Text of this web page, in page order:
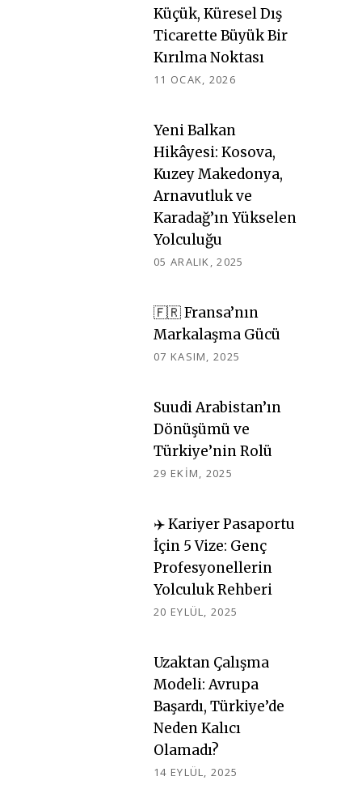
Küçük, Küresel Dış
Ticarette Büyük Bir
Kırılma Noktası
11 OCAK, 2026
Yeni Balkan
Hikâyesi: Kosova,
Kuzey Makedonya,
Arnavutluk ve
Karadağ’ın Yükselen
Yolculuğu
05 ARALIK, 2025
🇫🇷 Fransa’nın
Markalaşma Gücü
07 KASIM, 2025
Suudi Arabistan’ın
Dönüşümü ve
Türkiye’nin Rolü
29 EKIM, 2025
✈️ Kariyer Pasaportu
İçin 5 Vize: Genç
Profesyonellerin
Yolculuk Rehberi
20 EYLÜL, 2025
Uzaktan Çalışma
Modeli: Avrupa
Başardı, Türkiye’de
Neden Kalıcı
Olamadı?
14 EYLÜL, 2025